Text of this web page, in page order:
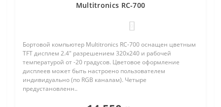
Multitronics RC-700
Бортовой компьютер Multitronics RC-700 оснащен цветным
TFT дисплем 2.4" разрешением 320х240 и рабочей
температурой от -20 градусов. Цветовое оформление
дисплеев может быть настроено пользователем
индивидуально (по RGB каналам). Четыре
предустановленн..